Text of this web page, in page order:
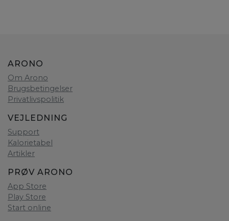
ARONO
Om Arono
Brugsbetingelser
Privatlivspolitik
VEJLEDNING
Support
Kalorietabel
Artikler
PRØV ARONO
App Store
Play Store
Start online